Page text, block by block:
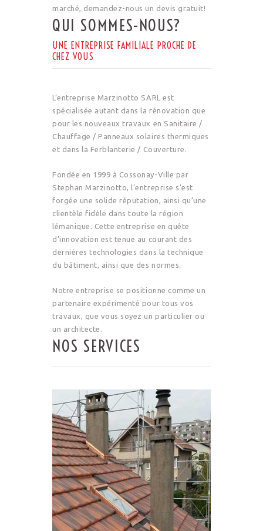
marché, demandez-nous un devis gratuit!
QUI SOMMES-NOUS?
UNE ENTREPRISE FAMILIALE PROCHE DE
CHEZ VOUS
L’entreprise Marzinotto SARL est
spécialisée autant dans la rénovation que
pour les nouveaux travaux en Sanitaire /
Chauffage / Panneaux solaires thermiques
et dans la Ferblanterie / Couverture.
Fondée en 1999 à Cossonay-Ville par
Stephan Marzinotto, l’entreprise s’est
forgée une solide réputation, ainsi qu’une
clientèle fidèle dans toute la région
lémanique. Cette entreprise en quête
d’innovation est tenue au courant des
dernières technologies dans la technique
du bâtiment, ainsi que des normes.
Notre entreprise se positionne comme un
partenaire expérimenté pour tous vos
travaux, que vous soyez un particulier ou
un architecte.
NOS SERVICES